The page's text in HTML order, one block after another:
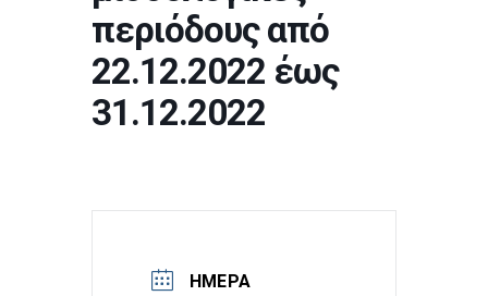
περιόδους από
22.12.2022 έως
31.12.2022
ΗΜΈΡΑ